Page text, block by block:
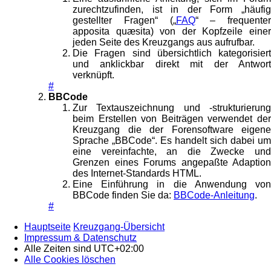
zurechtzufinden, ist in der Form „häufig
gestellter Fragen“ („FAQ“ – frequenter
apposita quæsita) von der Kopfzeile einer
jeden Seite des Kreuzgangs aus aufrufbar.
Die Fragen sind übersichtlich kategorisiert
und anklickbar direkt mit der Antwort
verknüpft.
#
BBCode
Zur Textauszeichnung und -strukturierung
beim Erstellen von Beiträgen verwendet der
Kreuzgang die der Forensoftware eigene
Sprache „BBCode“. Es handelt sich dabei um
eine vereinfachte, an die Zwecke und
Grenzen eines Forums angepaßte Adaption
des Internet-Standards HTML.
Eine Einführung in die Anwendung von
BBCode finden Sie da: BBCode-Anleitung.
#
Hauptseite Kreuzgang-Übersicht
Impressum & Datenschutz
Alle Zeiten sind UTC+02:00
Alle Cookies löschen